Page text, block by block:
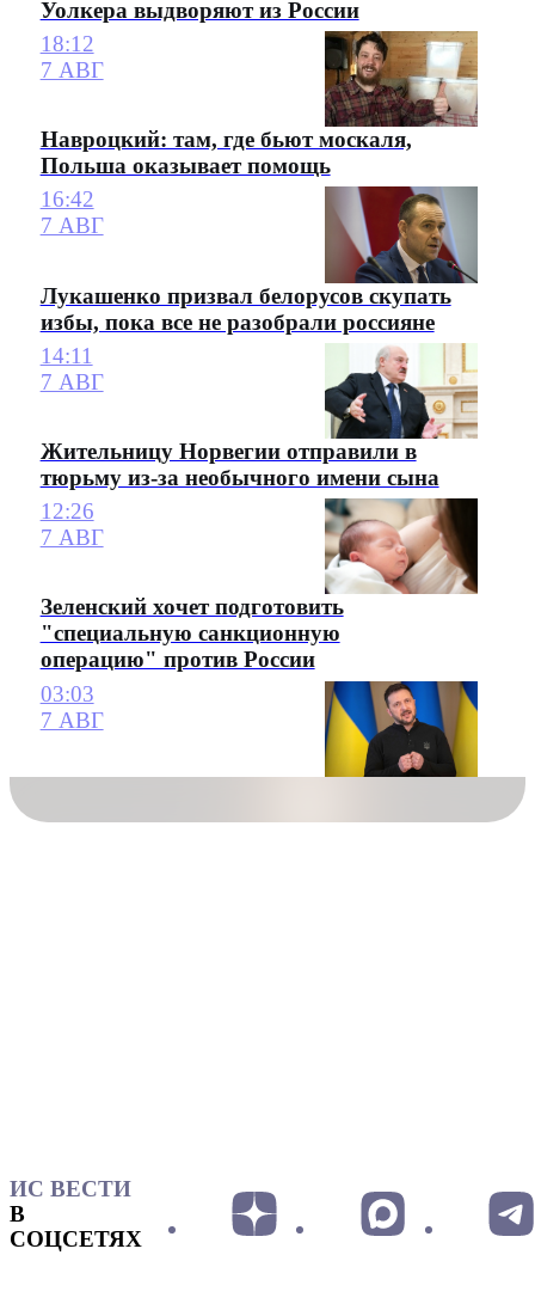
Уолкера выдворяют из России
18:12
7 АВГ
Навроцкий: там, где бьют москаля,
Польша оказывает помощь
16:42
7 АВГ
Лукашенко призвал белорусов скупать
избы, пока все не разобрали россияне
14:11
7 АВГ
Жительницу Норвегии отправили в
тюрьму из-за необычного имени сына
12:26
7 АВГ
Зеленский хочет подготовить
"специальную санкционную
операцию" против России
03:03
7 АВГ
ИС ВЕСТИ
В
СОЦСЕТЯХ